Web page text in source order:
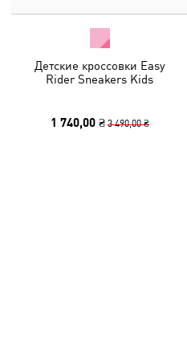
Детские кроссовки Easy
Rider Sneakers Kids
1 740,00 ₴ 3 490,00 ₴